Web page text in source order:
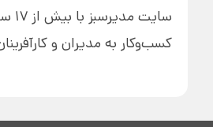
کسب‌وکار به مدیران و